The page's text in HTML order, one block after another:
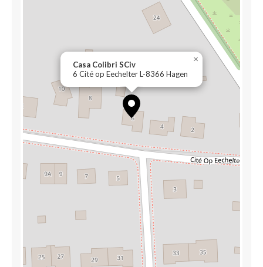
Casa Colibri SCiv
6 Cité op Eechelter L-8366 Hagen
×